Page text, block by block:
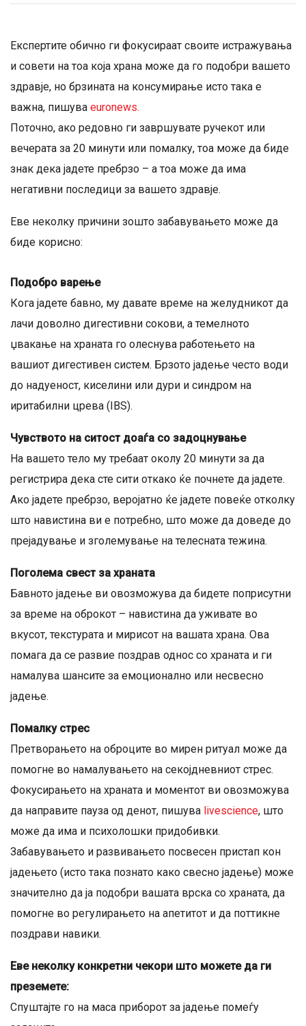
Експертите обично ги фокусираат своите истражувања
и совети на тоа која храна може да го подобри вашето
здравје, но брзината на консумирање исто така е
важна, пишува euronews.
Поточно, ако редовно ги завршувате ручекот или
вечерата за 20 минути или помалку, тоа може да биде
знак дека јадете пребрзо – а тоа може да има
негативни последици за вашето здравје.
Еве неколку причини зошто забавувањето може да
биде корисно:
Подобро варење
Кога јадете бавно, му давате време на желудникот да
лачи доволно дигестивни сокови, а темелното
џвакање на храната го олеснува работењето на
вашиот дигестивен систем. Брзото јадење често води
до надуеност, киселини или дури и синдром на
иритабилни црева (IBS).
Чувството на ситост доаѓа со задоцнување
На вашето тело му требаат околу 20 минути за да
регистрира дека сте сити откако ќе почнете да јадете.
Ако јадете пребрзо, веројатно ќе јадете повеќе отколку
што навистина ви е потребно, што може да доведе до
прејадување и зголемување на телесната тежина.
Поголема свест за храната
Бавното јадење ви овозможува да бидете поприсутни
за време на оброкот – навистина да уживате во
вкусот, текстурата и мирисот на вашата храна. Ова
помага да се развие поздрав однос со храната и ги
намалува шансите за емоционално или несвесно
јадење.
Помалку стрес
Претворањето на оброците во мирен ритуал може да
помогне во намалувањето на секојдневниот стрес.
Фокусирањето на храната и моментот ви овозможува
да направите пауза од денот, пишува livescience, што
може да има и психолошки придобивки.
Забавувањето и развивањето посвесен пристап кон
јадењето (исто така познато како свесно јадење) може
значително да ја подобри вашата врска со храната, да
помогне во регулирањето на апетитот и да поттикне
поздрави навики.
Еве неколку конкретни чекори што можете да ги
преземете:
Спуштајте го на маса приборот за јадење помеѓу